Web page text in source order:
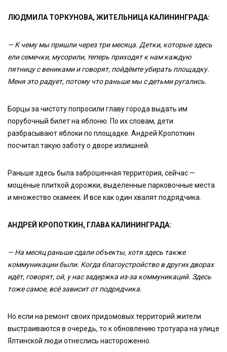
ЛЮДМИЛА ТОРКУНОВА, ЖИТЕЛЬНИЦА КАЛИНИНГРАДА:
— К чему мы пришли через три месяца. Детки, которые здесь
ели семечки, мусорили, теперь приходят к нам каждую
пятницу с вениками и говорят, пойдёмте убирать площадку.
Меня это радует, потому что раньше мы с детьми ругались.
Борцы за чистоту попросили главу города выдать им
порубочный билет на яблоню. По их словам, дети
разбрасывают яблоки по площадке. Андрей Кропоткин
посчитал такую заботу о дворе излишней.
Раньше здесь была заброшенная территория, сейчас —
мощёные плиткой дорожки, выделенные парковочные места
и множество скамеек. И все как один хвалят подрядчика.
АНДРЕЙ КРОПОТКИН, ГЛАВА КАЛИНИНГРАДА:
— На месяц раньше сдали объекты, хотя здесь также
коммуникации были. Когда благоустройство в других дворах
идёт, говорят, ой, у нас задержка из-за коммуникаций. Здесь
тоже самое, всё зависит от подрядчика.
Но если на ремонт своих придомовых территорий жители
выстраиваются в очередь, то к обновлению тротуара на улице
Ялтинской люди отнеслись настороженно.